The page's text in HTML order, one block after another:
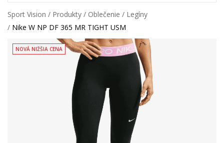
Sport Vision Produkty Oblečenie
Legíny
Nike W NP DF 365 MR TIGHT USM
NOVÁ NIŽŠIA CENA